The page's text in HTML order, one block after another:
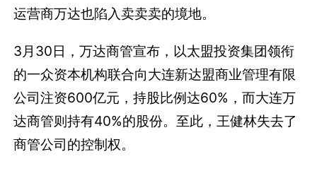
运营商万达也陷入卖卖卖的境地。
3月30日，万达商管宣布，以太盟投资集团领衔
的一众资本机构联合向大连新达盟商业管理有限
公司注资600亿元，持股比例达60%，而大连万
达商管则持有40%的股份。至此，王健林失去了
商管公司的控制权。